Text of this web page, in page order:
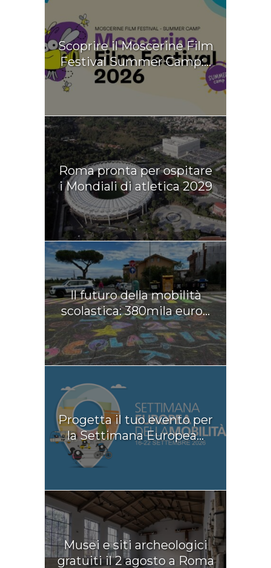
Scoprire il Moscerine Film
Festival Summer Camp:...
Roma pronta per ospitare
i Mondiali di atletica 2029
Il futuro della mobilità
scolastica: 380mila euro...
Progetta il tuo evento per
la Settimana Europea...
Musei e siti archeologici
gratuiti il 2 agosto a Roma